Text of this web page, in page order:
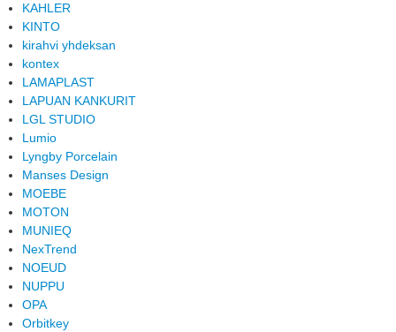
KAHLER
KINTO
kirahvi yhdeksan
kontex
LAMAPLAST
LAPUAN KANKURIT
LGL STUDIO
Lumio
Lyngby Porcelain
Manses Design
MOEBE
MOTON
MUNIEQ
NexTrend
NOEUD
NUPPU
OPA
Orbitkey